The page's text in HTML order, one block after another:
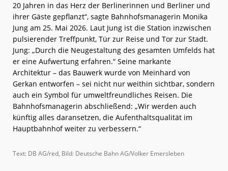
20 Jahren in das Herz der Berlinerinnen und Berliner und
ihrer Gäste gepflanzt“, sagte Bahnhofsmanagerin Monika
Jung am 25. Mai 2026. Laut Jung ist die Station inzwischen
pulsierender Treffpunkt, Tür zur Reise und Tor zur Stadt.
Jung: „Durch die Neugestaltung des gesamten Umfelds hat
er eine Aufwertung erfahren.“ Seine markante
Architektur – das Bauwerk wurde von Meinhard von
Gerkan entworfen – sei nicht nur weithin sichtbar, sondern
auch ein Symbol für umweltfreundliches Reisen. Die
Bahnhofsmanagerin abschließend: „Wir werden auch
künftig alles daransetzen, die Aufenthaltsqualität im
Hauptbahnhof weiter zu verbessern.“
Text: DB AG/red, Bild: Deutsche Bahn AG/Volker Emersleben